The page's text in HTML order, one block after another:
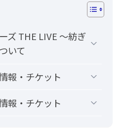
ズ THE LIVE ～紡ぎ
いて
報・チケット
報・チケット